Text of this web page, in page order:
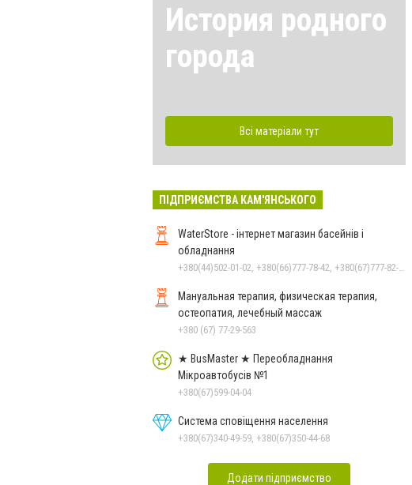
История родного
города
Всі матеріали тут
ПІДПРИЄМСТВА КАМ'ЯНСЬКОГО
WaterStore - інтернет магазин басейнів і
обладнання
Мануальная терапия, физическая терапия,
остеопатия, лечебный массаж
+380 (67) 77-29-563
★ BusMaster ★ Переобладнання
Мікроавтобусів №1
+380(67)599-04-04
Система сповіщення населення
+380(67)340-49-59, +380(67)350-44-68
Додати підприємство